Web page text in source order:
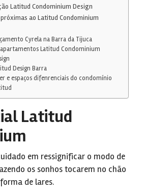
Latitud Condominium Design
ao Latitud Condominium
Cyrela na Barra da Tijuca
apartamentos Latitud Condominium
Design Barra
e espaços difenrenciais do condomínio
Latitud
em ressignificar o modo de
os sonhos tocarem no chão
de lares.